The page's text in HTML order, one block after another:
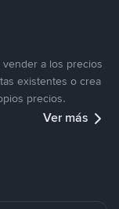
a los precios
existentes o crea
precios.
Ver más